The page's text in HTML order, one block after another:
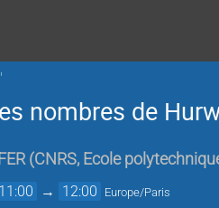
nombres de
(CNRS, Ecole
→ 12:00 Europe/Paris